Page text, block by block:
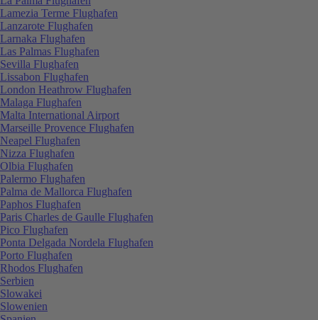
Lamezia Terme Flughafen
Lanzarote Flughafen
Larnaka Flughafen
Las Palmas Flughafen
Sevilla Flughafen
Lissabon Flughafen
London Heathrow Flughafen
Malaga Flughafen
Malta International Airport
Marseille Provence Flughafen
Neapel Flughafen
Nizza Flughafen
Olbia Flughafen
Palermo Flughafen
Palma de Mallorca Flughafen
Paphos Flughafen
Paris Charles de Gaulle Flughafen
Pico Flughafen
Ponta Delgada Nordela Flughafen
Porto Flughafen
Rhodos Flughafen
Serbien
Slowakei
Slowenien